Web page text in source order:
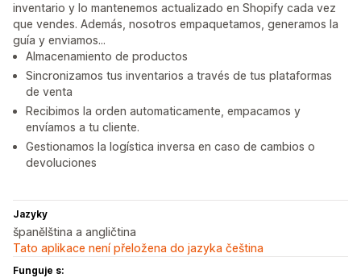
inventario y lo mantenemos actualizado en Shopify cada vez
que vendes. Además, nosotros empaquetamos, generamos la
guía y enviamos...
Almacenamiento de productos
Sincronizamos tus inventarios a través de tus plataformas
de venta
Recibimos la orden automaticamente, empacamos y
envíamos a tu cliente.
Gestionamos la logística inversa en caso de cambios o
devoluciones
Jazyky
španělština a angličtina
Tato aplikace není přeložena do jazyka čeština
Funguje s: